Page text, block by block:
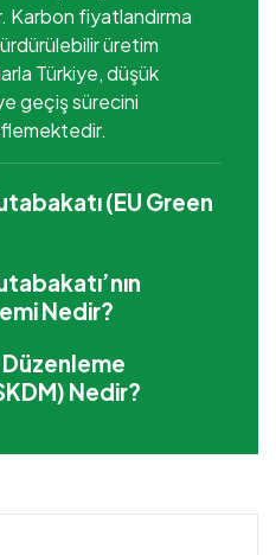
fiyatlandırma
üretim
Türkiye, düşük
geçiş sürecini
(EU Green
Nedir?
Düzenleme
Nedir?